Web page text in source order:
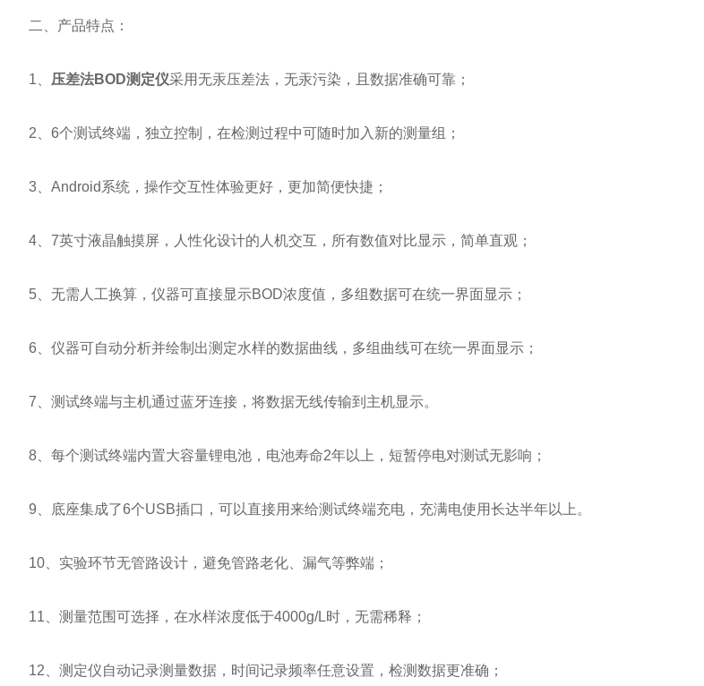
二、产品特点：
1、 压差法BOD测定仪采用无汞压差法，无汞污染，且数据准确可靠；
2、6个测试终端，独立控制，在检测过程中可随时加入新的测量组；
3、Android系统，操作交互性体验更好，更加简便快捷；
4、7英寸液晶触摸屏，人性化设计的人机交互，所有数值对比显示，简单直观；
5、无需人工换算，仪器可直接显示BOD浓度值，多组数据可在统一界面显示；
6、仪器可自动分析并绘制出测定水样的数据曲线，多组曲线可在统一界面显示；
7、测试终端与主机通过蓝牙连接，将数据无线传输到主机显示。
8、每个测试终端内置大容量锂电池，电池寿命2年以上，短暂停电对测试无影响；
9、底座集成了6个USB插口，可以直接用来给测试终端充电，充满电使用长达半年以上。
10、实验环节无管路设计，避免管路老化、漏气等弊端；
11、测量范围可选择，在水样浓度低于4000g/L时，无需稀释；
12、测定仪自动记录测量数据，时间记录频率任意设置，检测数据更准确；